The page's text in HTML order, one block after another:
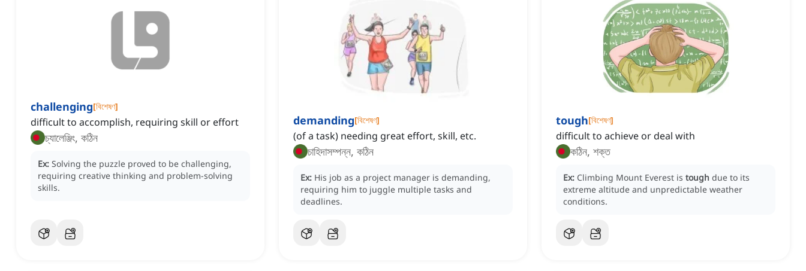
challenging[বিশেষণ]
difficult to accomplish, requiring skill or effort
চ্যালেঞ্জিং, কঠিন
Ex: Solving the puzzle proved to be challenging,
requiring creative thinking and problem-solving
skills.
demanding[বিশেষণ]
(of a task) needing great effort, skill, etc.
চাহিদাসম্পন্ন, কঠিন
Ex: His job as a project manager is demanding,
requiring him to juggle multiple tasks and
deadlines.
tough[বিশেষণ]
difficult to achieve or deal with
কঠিন, শক্ত
Ex: Climbing Mount Everest is tough due to its
extreme altitude and unpredictable weather
conditions.